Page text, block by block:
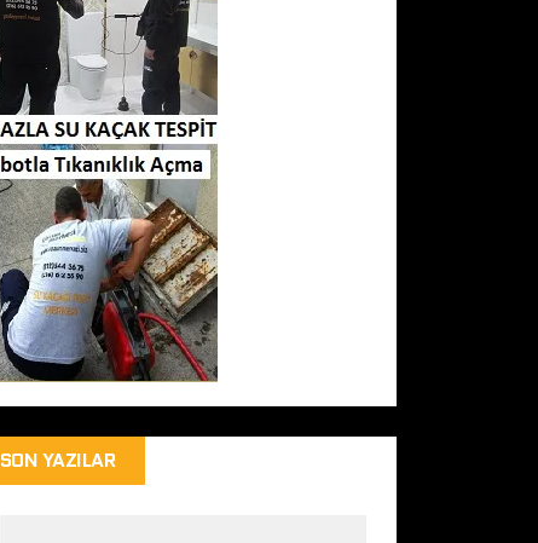
SON YAZILAR